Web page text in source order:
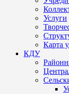
Услуги
Карта
КДУ